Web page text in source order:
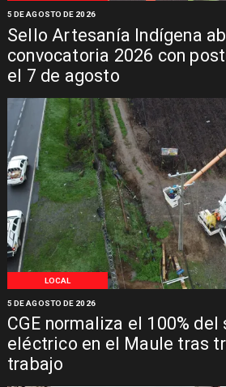
Sello Artesanía Indígena
convocatoria 2026 con
el 7 de agosto
5 DE AGOSTO DE 2026
LOCAL
CGE normaliza el 100%
eléctrico en el Maule tras
trabajo
5 DE AGOSTO DE 2026